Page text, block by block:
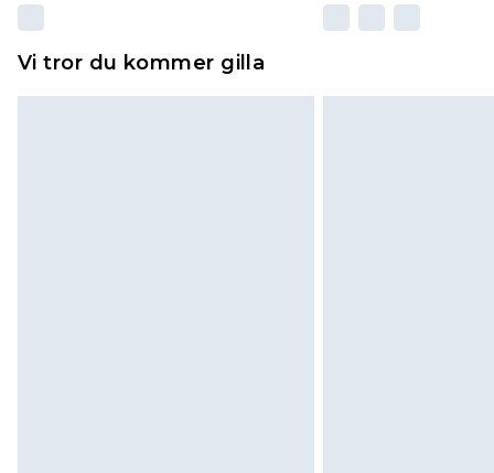
Vi tror du kommer gilla